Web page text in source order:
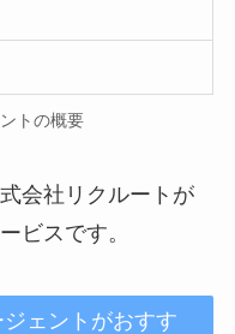
トの概要
会社リクルートが
ビスです。
ェントがおすす